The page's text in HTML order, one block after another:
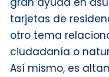
tarjetas de
otro tema
ciudadanía o
Así mismo, es